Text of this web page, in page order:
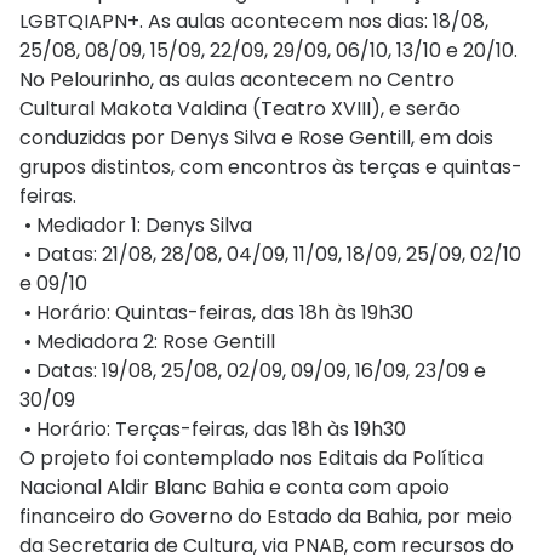
LGBTQIAPN+. As aulas acontecem nos dias: 18/08,
25/08, 08/09, 15/09, 22/09, 29/09, 06/10, 13/10 e 20/10.
No Pelourinho, as aulas acontecem no Centro
Cultural Makota Valdina (Teatro XVIII), e serão
conduzidas por Denys Silva e Rose Gentill, em dois
grupos distintos, com encontros às terças e quintas-
feiras.
• Mediador 1: Denys Silva
• Datas: 21/08, 28/08, 04/09, 11/09, 18/09, 25/09, 02/10
e 09/10
• Horário: Quintas-feiras, das 18h às 19h30
• Mediadora 2: Rose Gentill
• Datas: 19/08, 25/08, 02/09, 09/09, 16/09, 23/09 e
30/09
• Horário: Terças-feiras, das 18h às 19h30
O projeto foi contemplado nos Editais da Política
Nacional Aldir Blanc Bahia e conta com apoio
financeiro do Governo do Estado da Bahia, por meio
da Secretaria de Cultura, via PNAB, com recursos do